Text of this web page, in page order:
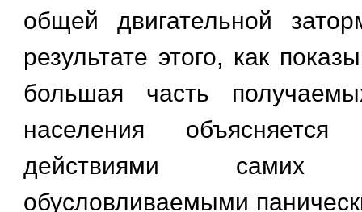
общей двигательной
результате этого, как
большая часть
населения объясняется
действиями самих
обусловливаемыми